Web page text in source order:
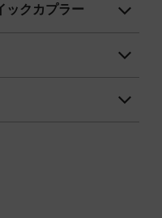
ックカプラー